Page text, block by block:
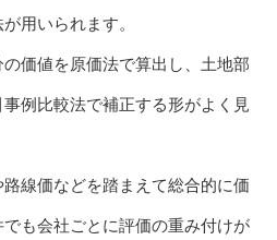
用いられます。
価値を原価法で算出し、土地部
例比較法で補正する形がよく見
線価などを踏まえて総合的に価
も会社ごとに評価の重み付けが